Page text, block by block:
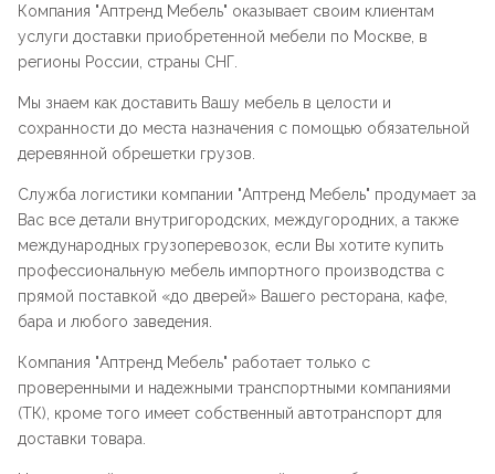
Компания "Аптренд Мебель" оказывает своим клиентам
услуги доставки приобретенной мебели по Москве, в
регионы России, страны СНГ.
Мы знаем как доставить Вашу мебель в целости и
сохранности до места назначения с помощью обязательной
деревянной обрешетки грузов.
Служба логистики компании "Аптренд Мебель" продумает за
Вас все детали внутригородских, междугородних, а также
международных грузоперевозок, если Вы хотите купить
профессиональную мебель импортного производства с
прямой поставкой «до дверей» Вашего ресторана, кафе,
бара и любого заведения.
Компания "Аптренд Мебель" работает только с
проверенными и надежными транспортными компаниями
(ТК), кроме того имеет собственный автотранспорт для
доставки товара.